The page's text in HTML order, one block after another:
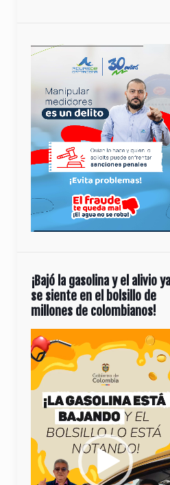
¡Bajó la gasolina y el alivio ya
se siente en el bolsillo de
millones de colombianos!
Reproductor
de
vídeo